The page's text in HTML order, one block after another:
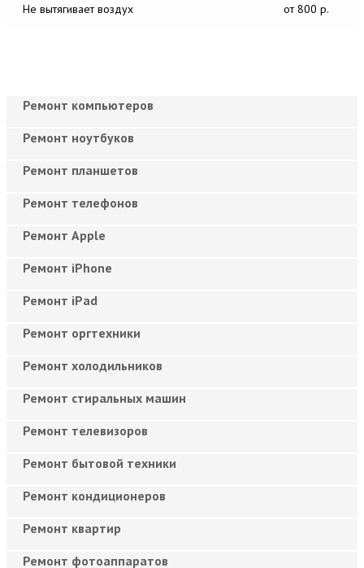
Не вытягивает воздух от 800 р.
Ремонт компьютеров
Ремонт ноутбуков
Ремонт планшетов
Ремонт телефонов
Ремонт Apple
Ремонт iPhone
Ремонт iPad
Ремонт оргтехники
Ремонт холодильников
Ремонт стиральных машин
Ремонт телевизоров
Ремонт бытовой техники
Ремонт кондиционеров
Ремонт квартир
Ремонт фотоаппаратов